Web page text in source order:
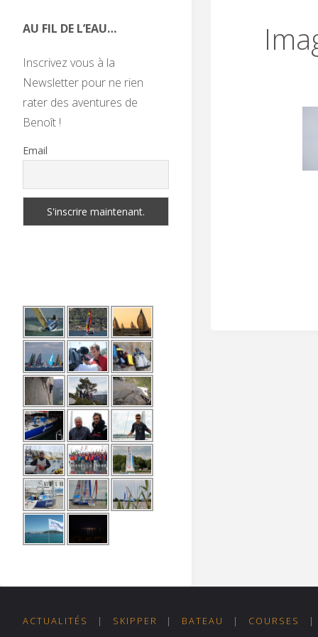
AU FIL DE L’EAU…
Inscrivez vous à la
Newsletter pour ne rien
rater des aventures de
Benoît !
Email
ACTUALITÉS | SKIPPER | BATEAU | COURSES |